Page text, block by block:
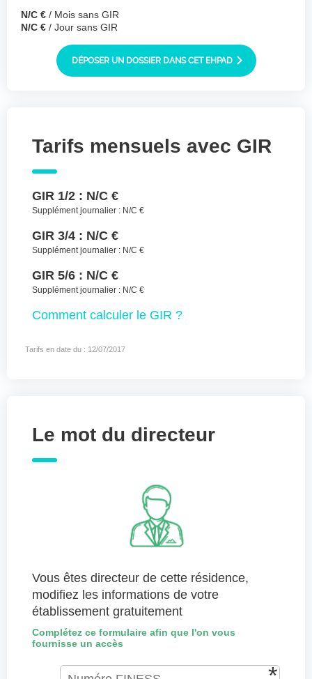
Joindre des fichiers (lettre manuscrite,
dessin, photo ..)
PNG, PDF, JPEG, TAILLE MAX. DES FICHIERS :
100 MB.
J'accepte les CGU (https://www.preprod-
ehpad-trikaya.fr/politique-de-
confidentialite/)*
ENVOYER
N/C € / Mois sans GIR
N/C € / Jour sans GIR
DÉPOSER UN DOSSIER DANS CET EHPAD
Tarifs mensuels avec GIR
GIR 1/2 : N/C €
Supplément journalier : N/C €
GIR 3/4 : N/C €
Supplément journalier : N/C €
GIR 5/6 : N/C €
Supplément journalier : N/C €
Comment calculer le GIR ?
Tarifs en date du : 12/07/2017
Le mot du directeur
Vous êtes directeur de cette résidence,
modifiez les informations de votre
établissement gratuitement
Complétez ce formulaire afin que l'on vous
fournisse un accès